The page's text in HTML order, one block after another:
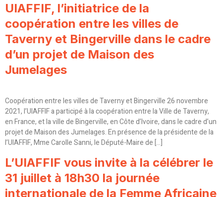
UIAFFIF, l’initiatrice de la
coopération entre les villes de
Taverny et Bingerville dans le cadre
d’un projet de Maison des
Jumelages
Coopération entre les villes de Taverny et Bingerville 26 novembre
2021, l’UIAFFIF a participé à la coopération entre la Ville de Taverny,
en France, et la ville de Bingerville, en Côte d’Ivoire, dans le cadre d’un
projet de Maison des Jumelages. En présence de la présidente de la
l’UIAFFIF, Mme Carolle Sanni, le Député-Maire de […]
L’UIAFFIF vous invite à la célébrer le
31 juillet à 18h30 la journée
internationale de la Femme Africaine